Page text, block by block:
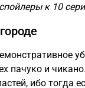
к 10
пачуко и
ибо тогда